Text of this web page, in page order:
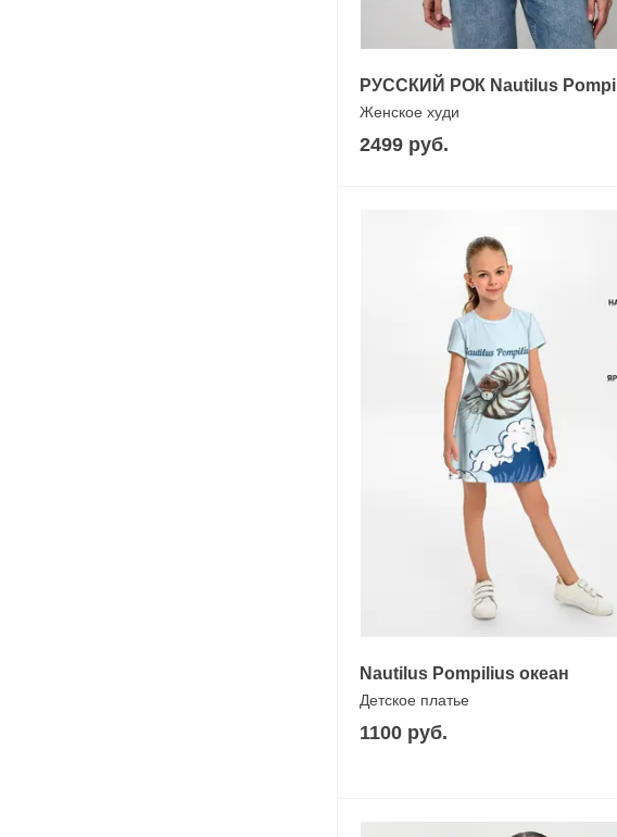
РУССКИЙ РОК Nautilus
Женское худи
2499 руб.
Nautilus Pompilius океан
Детское платье
1100 руб.